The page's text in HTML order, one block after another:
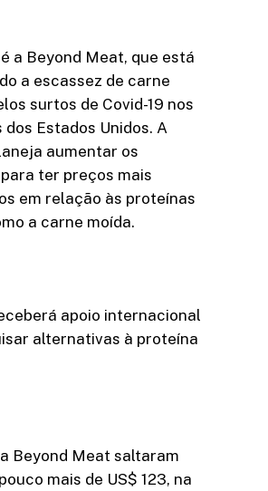
a Beyond Meat, que está
a escassez de carne
surtos de Covid-19 nos
Estados Unidos. A
aumentar os
ter preços mais
em relação às proteínas
a carne moída.
apoio internacional
alternativas à proteína
Beyond Meat saltaram
mais de US$ 123, na